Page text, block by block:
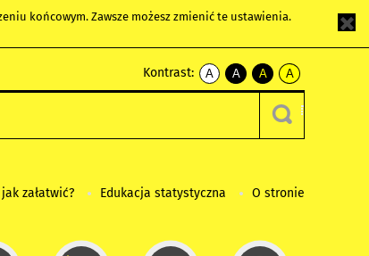
końcowym. Zawsze możesz zmienić te ustawienia.
Kontrast:
A
kontrast
A
kontrast
czarnym
A
kontrast
żółty
tekst
czarnym
A
kontrast
czarny
tekst
żółtym
załatwić? Edukacja statystyczna O stronie